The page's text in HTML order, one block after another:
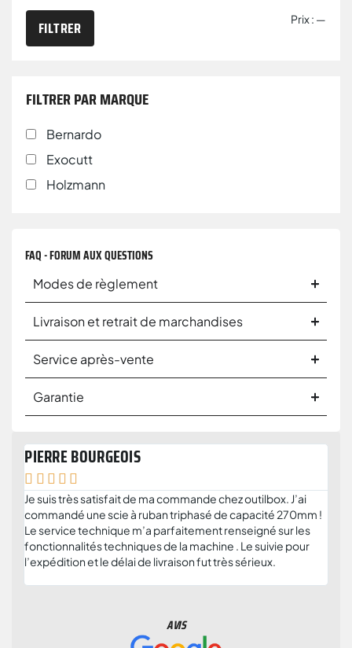
FILTRER Prix : —
FILTRER PAR MARQUE
Bernardo
Exocutt
Holzmann
FAQ - FORUM AUX QUESTIONS
Modes de règlement
Livraison et retrait de marchandises
Service après-vente
Garantie
PIERRE BOURGEOIS
    
Je suis très satisfait de ma commande chez outilbox. J’ai
commandé une scie à ruban triphasé de capacité 270mm !
Le service technique m’a parfaitement renseigné sur les
fonctionnalités techniques de la machine . Le suivie pour
l’expédition et le délai de livraison fut très sérieux.
AVIS